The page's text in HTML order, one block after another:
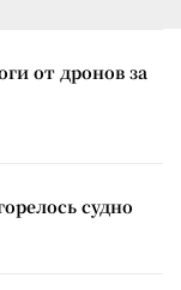
от дронов за
судно